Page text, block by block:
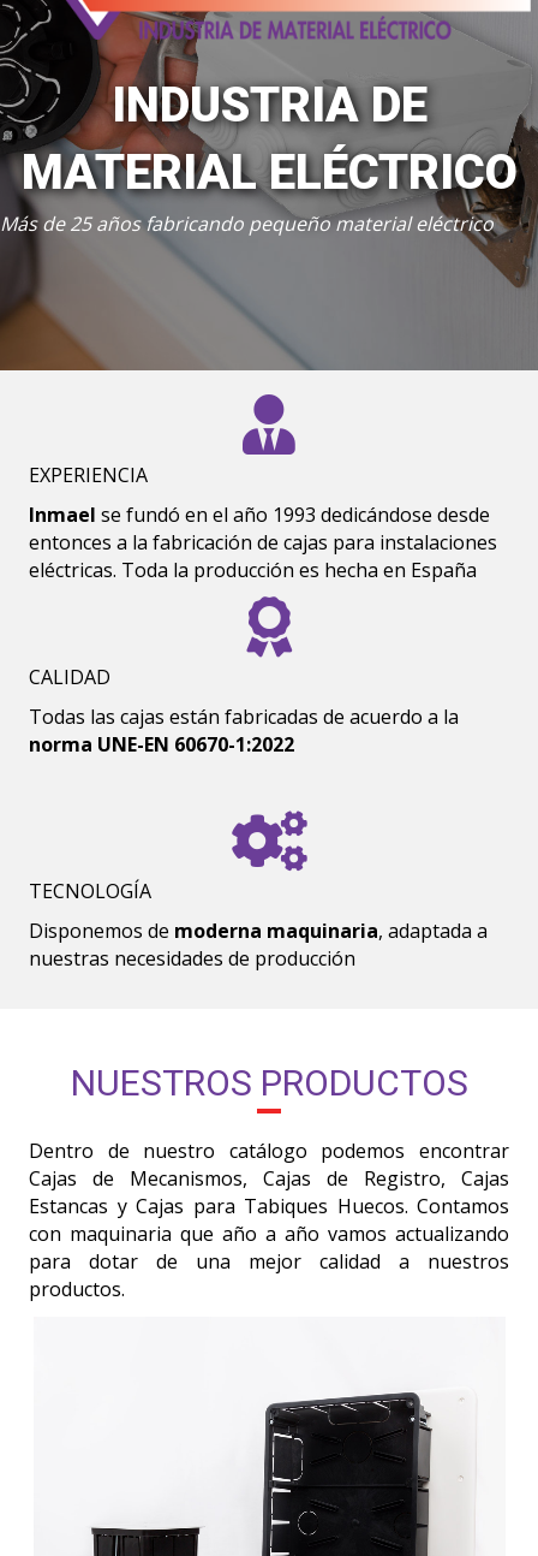
INDUSTRIA DE
MATERIAL ELÉCTRICO
Más de 25 años fabricando pequeño material eléctrico
EXPERIENCIA
Inmael se fundó en el año 1993 dedicándose desde
entonces a la fabricación de cajas para instalaciones
eléctricas. Toda la producción es hecha en España
CALIDAD
Todas las cajas están fabricadas de acuerdo a la
norma UNE-EN 60670-1:2022
TECNOLOGÍA
Disponemos de moderna maquinaria, adaptada a
nuestras necesidades de producción
NUESTROS PRODUCTOS
Dentro de nuestro catálogo podemos encontrar
Cajas de Mecanismos, Cajas de Registro, Cajas
Estancas y Cajas para Tabiques Huecos. Contamos
con maquinaria que año a año vamos actualizando
para dotar de una mejor calidad a nuestros
productos.